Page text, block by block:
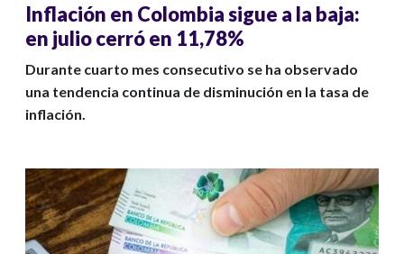
Inflación en Colombia sigue a la baja:
en julio cerró en 11,78%
Durante cuarto mes consecutivo se ha observado
una tendencia continua de disminución en la tasa de
inflación.